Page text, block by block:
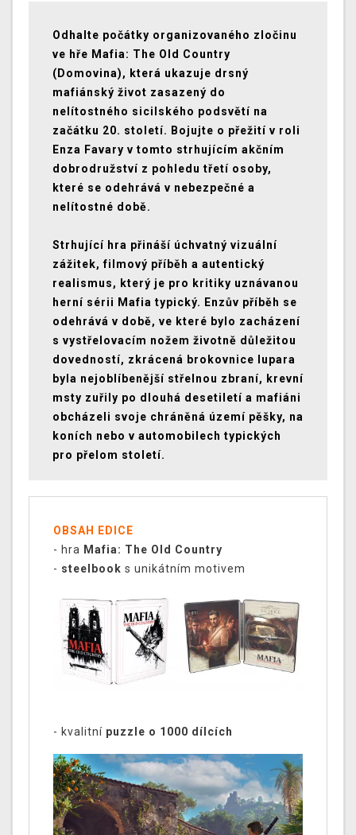
Odhalte počátky organizovaného zločinu
ve hře Mafia: The Old Country
(Domovina), která ukazuje drsný
mafiánský život zasazený do
nelítostného sicilského podsvětí na
začátku 20. století. Bojujte o přežití v roli
Enza Favary v tomto strhujícím akčním
dobrodružství z pohledu třetí osoby,
které se odehrává v nebezpečné a
nelítostné době.
Strhující hra přináší úchvatný vizuální
zážitek, filmový příběh a autentický
realismus, který je pro kritiky uznávanou
herní sérii Mafia typický. Enzův příběh se
odehrává v době, ve které bylo zacházení
s vystřelovacím nožem životně důležitou
dovedností, zkrácená brokovnice lupara
byla nejoblíbenější střelnou zbraní, krevní
msty zuřily po dlouhá desetiletí a mafiáni
obcházeli svoje chráněná území pěšky, na
koních nebo v automobilech typických
pro přelom století.
OBSAH EDICE
- hra Mafia: The Old Country
- steelbook s unikátním motivem
- kvalitní puzzle o 1000 dílcích